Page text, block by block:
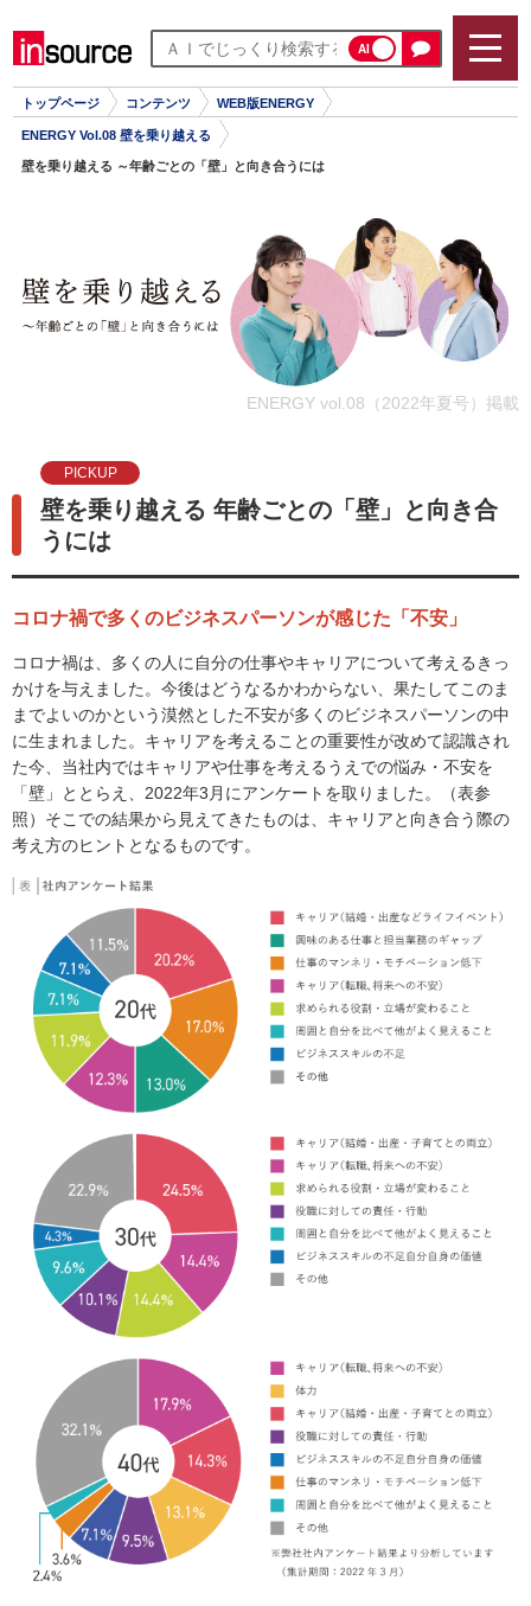
AI
トップページ コンテンツ WEB版ENERGY
ENERGY Vol.08 壁を乗り越える
壁を乗り越える ～年齢ごとの「壁」と向き合うには
ENERGY vol.08（2022年夏号）掲載
PICKUP
壁を乗り越える 年齢ごとの「壁」と向き合
うには
コロナ禍で多くのビジネスパーソンが感じた「不安」
コロナ禍は、多くの人に自分の仕事やキャリアについて考えるきっ
かけを与えました。今後はどうなるかわからない、果たしてこのま
までよいのかという漠然とした不安が多くのビジネスパーソンの中
に生まれました。キャリアを考えることの重要性が改めて認識され
た今、当社内ではキャリアや仕事を考えるうえでの悩み・不安を
「壁」ととらえ、2022年3月にアンケートを取りました。（表参
照）そこでの結果から見えてきたものは、キャリアと向き合う際の
考え方のヒントとなるものです。